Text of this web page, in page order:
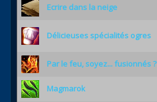
Ecrire dans la neige
Délicieuses spécialités ogres
Par le feu, soyez... fusionnés ?
Magmarok